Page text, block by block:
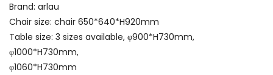
Brand: arlau
Chair size: chair 650*640*H920mm
Table size: 3 sizes available, φ900*H730mm,
φ1000*H730mm,
φ1060*H730mm